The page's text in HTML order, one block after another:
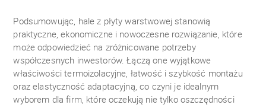
Podsumowując, hale z płyty warstwowej stanowią
praktyczne, ekonomiczne i nowoczesne rozwiązanie, które
może odpowiedzieć na zróżnicowane potrzeby
współczesnych inwestorów. Łączą one wyjątkowe
właściwości termoizolacyjne, łatwość i szybkość montażu
oraz elastyczność adaptacyjną, co czyni je idealnym
wyborem dla firm, które oczekują nie tylko oszczędności